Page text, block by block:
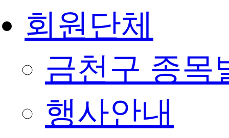
회원단체
금천구 종목
행사안내